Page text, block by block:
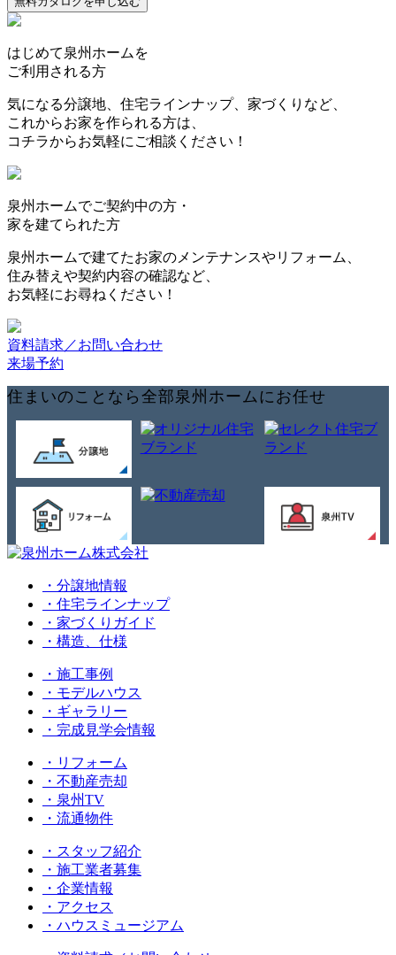
はじめて泉州ホームを
ご利用される方
気になる分譲地、住宅ラインナップ、家づくりなど、
これからお家を作られる方は、
コチラからお気軽にご相談ください！
泉州ホームでご契約中の方・
家を建てられた方
泉州ホームで建てたお家のメンテナンスやリフォーム、
住み替えや契約内容の確認など、
お気軽にお尋ねください！
資料請求／お問い合わせ
来場予約
住まいのことなら全部泉州ホームにお任せ
・分譲地情報
・住宅ラインナップ
・家づくりガイド
・構造、仕様
・施工事例
・モデルハウス
・ギャラリー
・完成見学会情報
・リフォーム
・不動産売却
・泉州TV
・流通物件
・スタッフ紹介
・施工業者募集
・企業情報
・アクセス
・ハウスミュージアム